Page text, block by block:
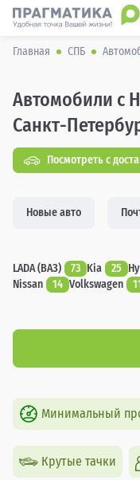
Главная СПБ
Автомобили с
Санкт-
Посмотреть с
Новые авто
LADA (ВАЗ) 73 Kia 25
Nissan
14 Volkswagen
Минимальный
Крутые тачки